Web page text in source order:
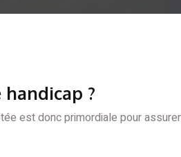
?
est donc primordiale pour assurer